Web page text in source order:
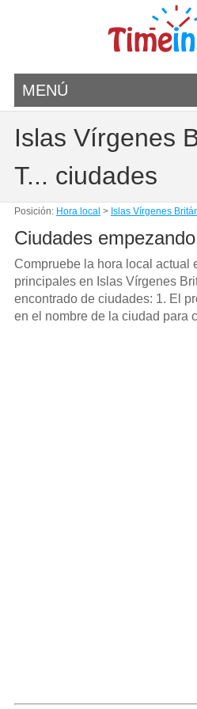
MENÚ
Islas Vírgenes
T... ciudades
Posición: Hora local > Islas Vírgenes
Ciudades
Compruebe la hora local actual
principales en Islas Vírgenes
encontrado de ciudades: 1. El
en el nombre de la ciudad para